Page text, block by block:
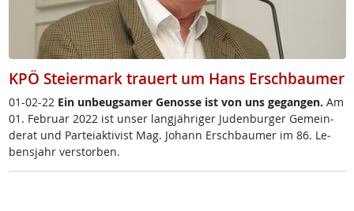
KPÖ Steiermark trauert um Hans Erschbaumer
01-02-22 Ein un­beug­sa­mer Ge­nos­se ist von uns ge­gan­gen. Am
01. Fe­bruar 2022 ist un­ser lang­jäh­ri­ger Ju­den­bur­ger Ge­mein­
de­rat und Par­tei­ak­ti­vist Mag. Jo­hann Ersch­bau­mer im 86. Le­
bens­jahr ver­s­tor­ben.